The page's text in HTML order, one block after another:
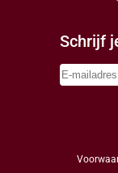
Schrijf